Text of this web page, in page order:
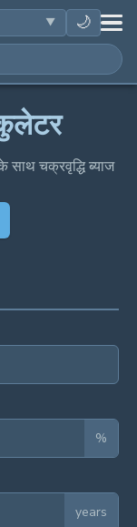
🌙
साथ चक्रवृद्धि ब्याज
%
years